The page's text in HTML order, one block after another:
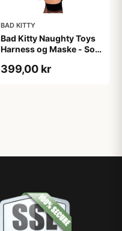
BAD KITTY
Bad Kitty Naughty Toys
Harness og Maske - Sort
399,00 kr